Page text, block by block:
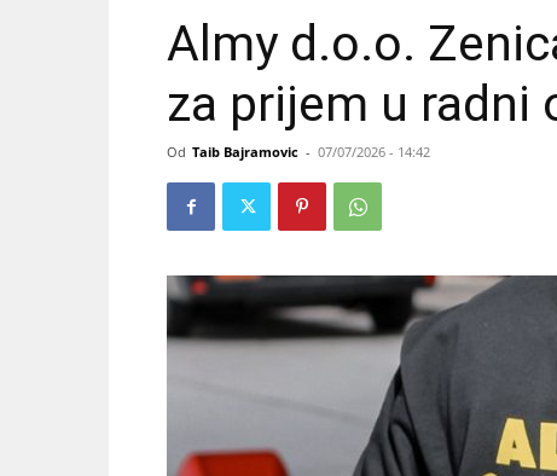
Almy d.o.o.
za prijem u radni
Od Taib Bajramovic - 07/07/2026 - 14:42